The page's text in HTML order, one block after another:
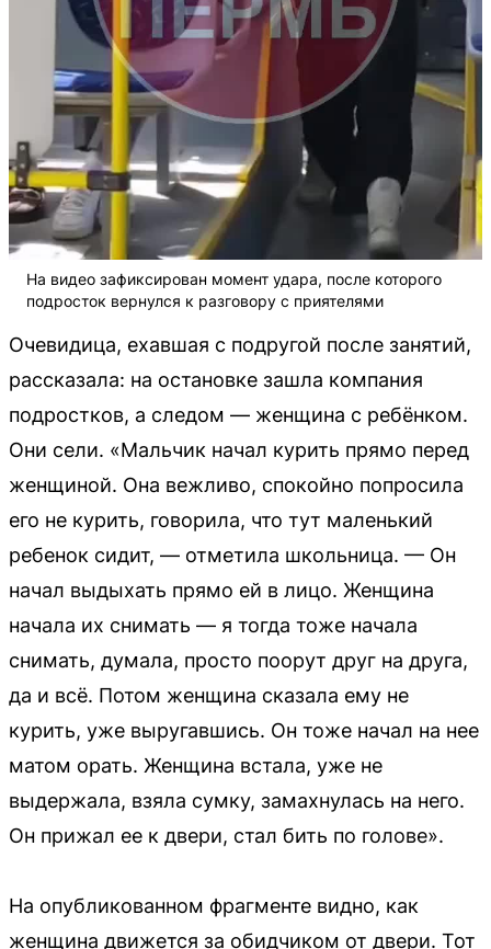
На видео зафиксирован момент удара, после которого
подросток вернулся к разговору с приятелями
Очевидица, ехавшая с подругой после занятий,
рассказала: на остановке зашла компания
подростков, а следом — женщина с ребёнком.
Они сели. «Мальчик начал курить прямо перед
женщиной. Она вежливо, спокойно попросила
его не курить, говорила, что тут маленький
ребенок сидит, — отметила школьница. — Он
начал выдыхать прямо ей в лицо. Женщина
начала их снимать — я тогда тоже начала
снимать, думала, просто поорут друг на друга,
да и всё. Потом женщина сказала ему не
курить, уже выругавшись. Он тоже начал на нее
матом орать. Женщина встала, уже не
выдержала, взяла сумку, замахнулась на него.
Он прижал ее к двери, стал бить по голове».
На опубликованном фрагменте видно, как
женщина движется за обидчиком от двери. Тот